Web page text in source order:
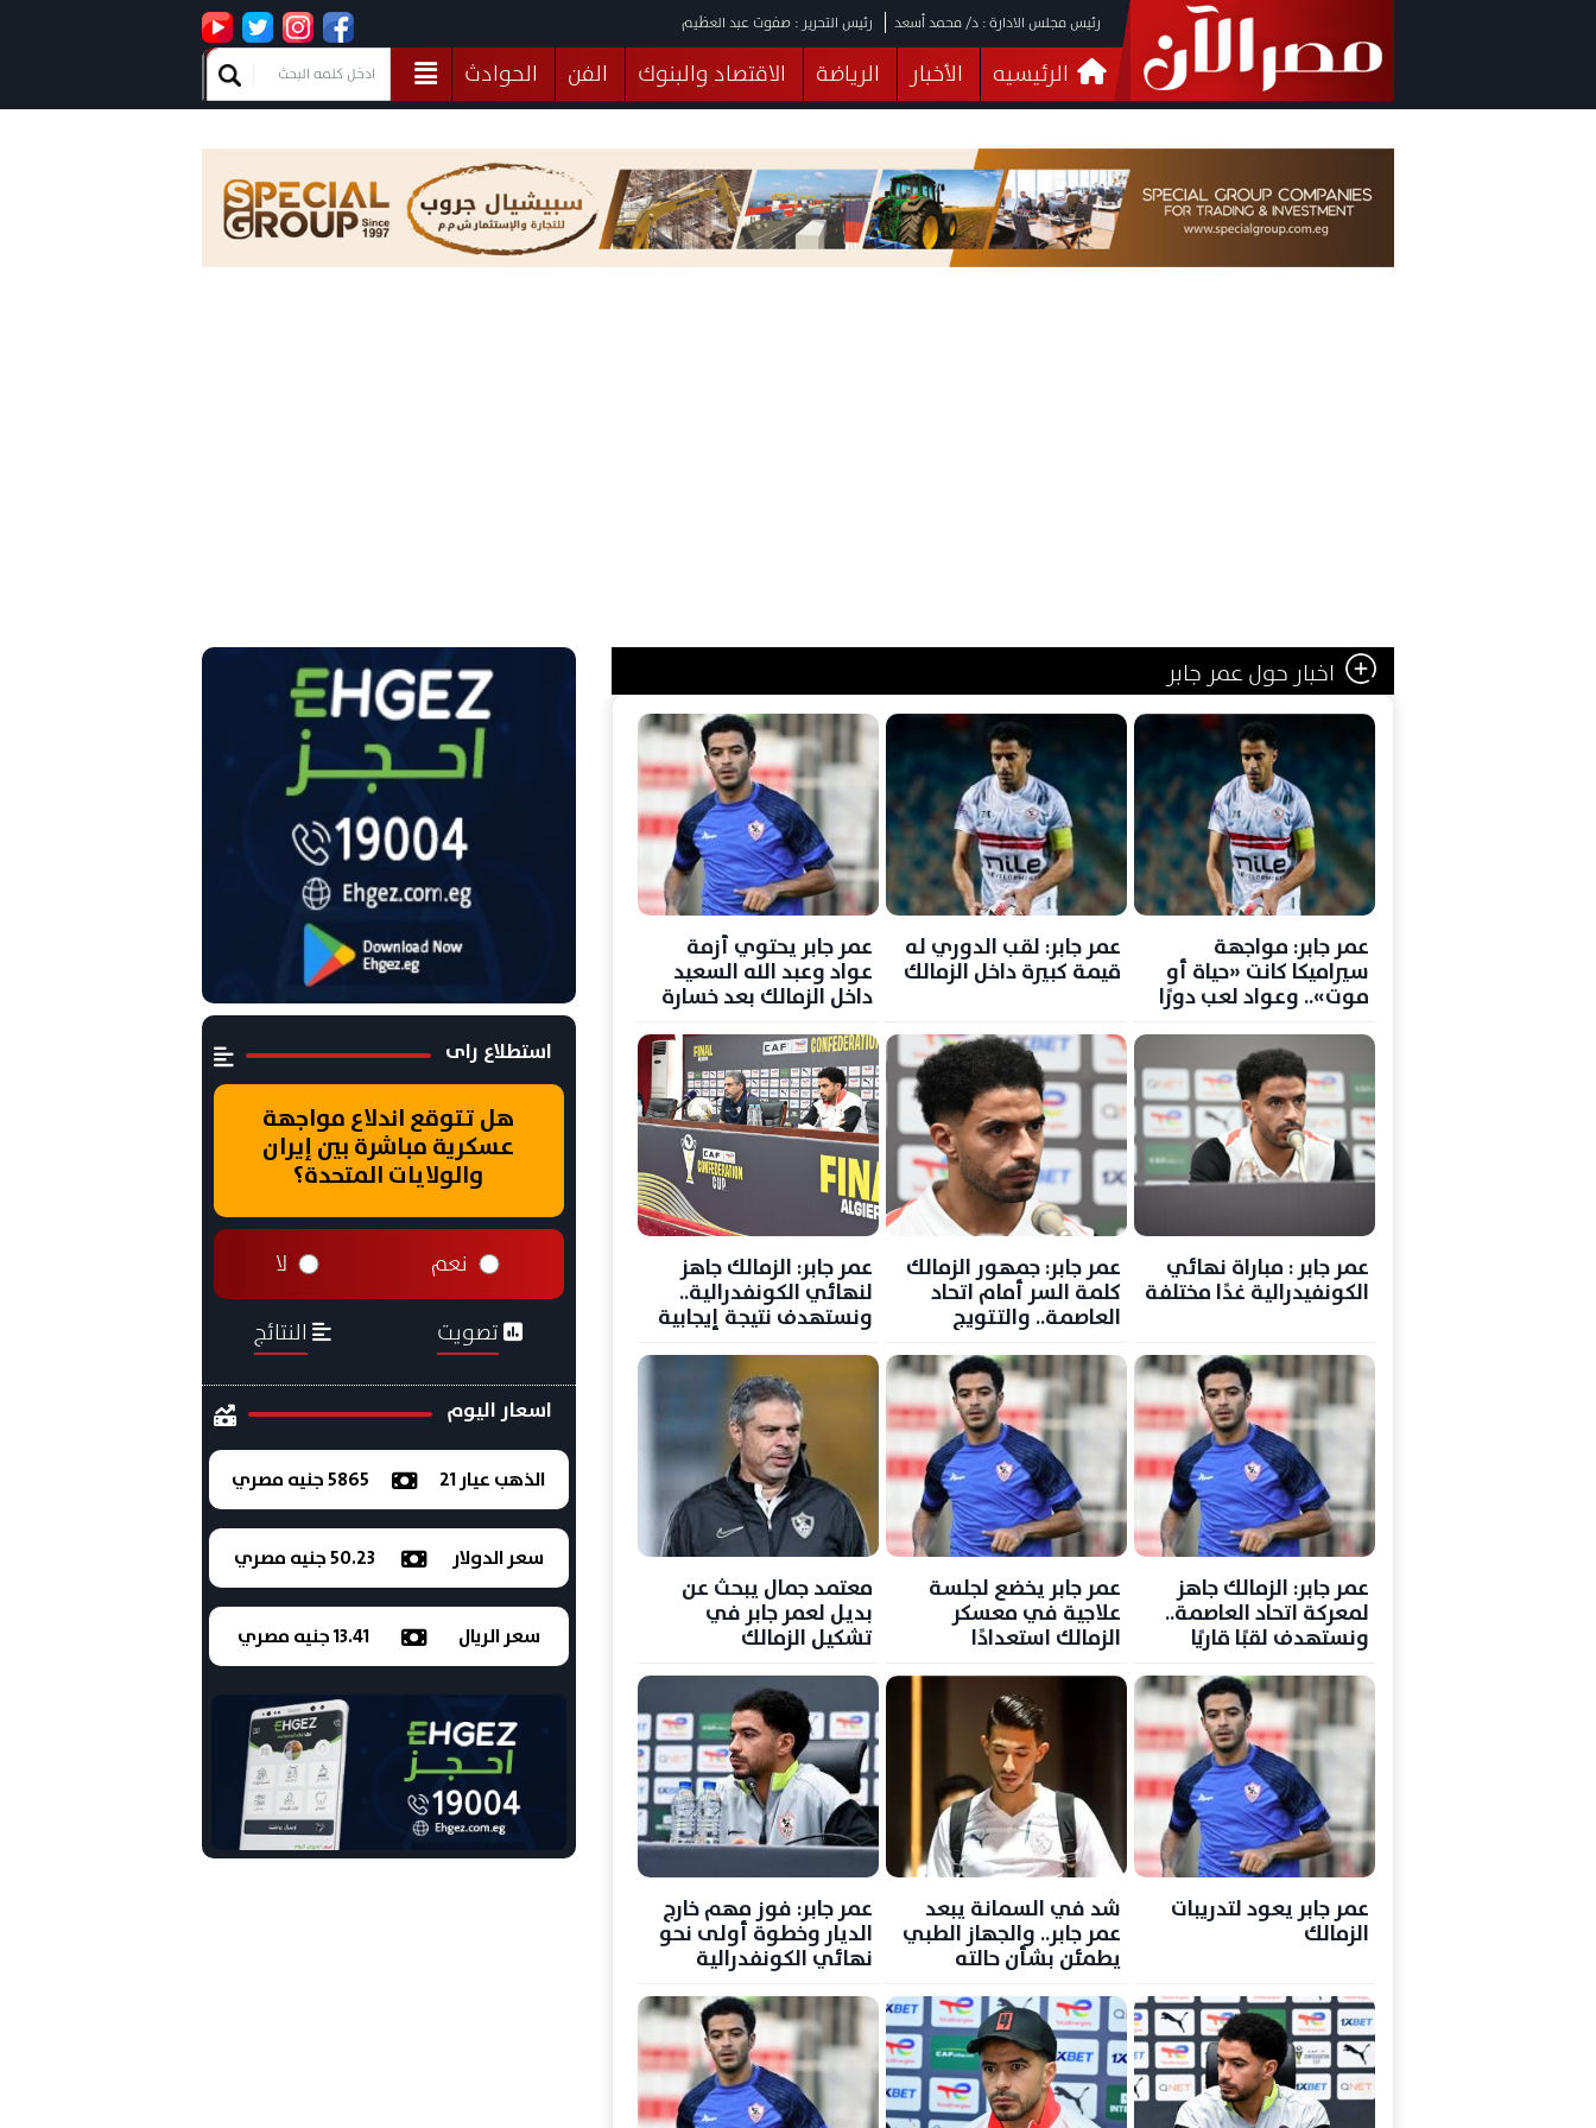
رئيس مجلس الادارة : د/ محمد أسعد رئيس التحرير : صفوت عبد العظيم
الرئيسيه الأخبار الرياضة الاقتصاد والبنوك الفن
الحوادث
فيديوهات
البرلمان صحة الثقافة خدمات منوعات
اخبار حول عمر جابر
عمر جابر: مواجهة
سيراميكا كانت «حياة أو
موت».. وعواد لعب دورًا
عمر جابر: لقب الدوري له
قيمة كبيرة داخل الزمالك
عمر جابر يحتوي أزمة
عواد وعبد الله السعيد
داخل الزمالك بعد خسارة
عمر جابر : مباراة نهائي
الكونفيدرالية غدًا مختلفة
عمر جابر: جمهور الزمالك
كلمة السر أمام اتحاد
العاصمة.. والتتويج
أزمات كثيرة
عمر جابر: الزمالك جاهز
لنهائي الكونفدرالية..
ونستهدف نتيجة إيجابية
بالقاهرة
عمر جابر: الزمالك جاهز
لمعركة اتحاد العاصمة..
ونستهدف لقبًا قاريًا
عمر جابر يخضع لجلسة
علاجية في معسكر
الزمالك استعدادًا
معتمد جمال يبحث عن
بديل لعمر جابر في
تشكيل الزمالك
عمر جابر يعود لتدريبات
الزمالك
شد في السمانة يبعد
عمر جابر.. والجهاز الطبي
يطمئن بشأن حالته
عمر جابر: فوز مهم خارج
الديار وخطوة أولى نحو
نهائي الكونفدرالية
استطلاع راى
هل تتوقع اندلاع مواجهة
عسكرية مباشرة بين إيران
والولايات المتحدة؟
نعم لا
تصويت النتائج
اسعار اليوم
الذهب عيار 21 5865 جنيه مصري
سعر الدولار 50.23 جنيه مصري
سعر الريال 13.41 جنيه مصري